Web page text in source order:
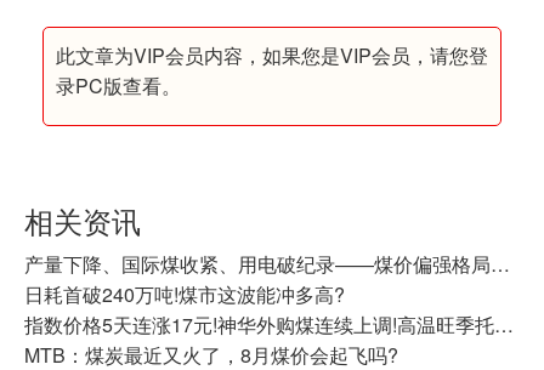
此文章为VIP会员内容，如果您是VIP会员，请您登
录PC版查看。
相关资讯
产量下降、国际煤收紧、用电破纪录——煤价偏强格局还在延续
日耗首破240万吨!煤市这波能冲多高?
指数价格5天连涨17元!神华外购煤连续上调!高温旺季托举，动力煤震荡走强
MTB：煤炭最近又火了，8月煤价会起飞吗?